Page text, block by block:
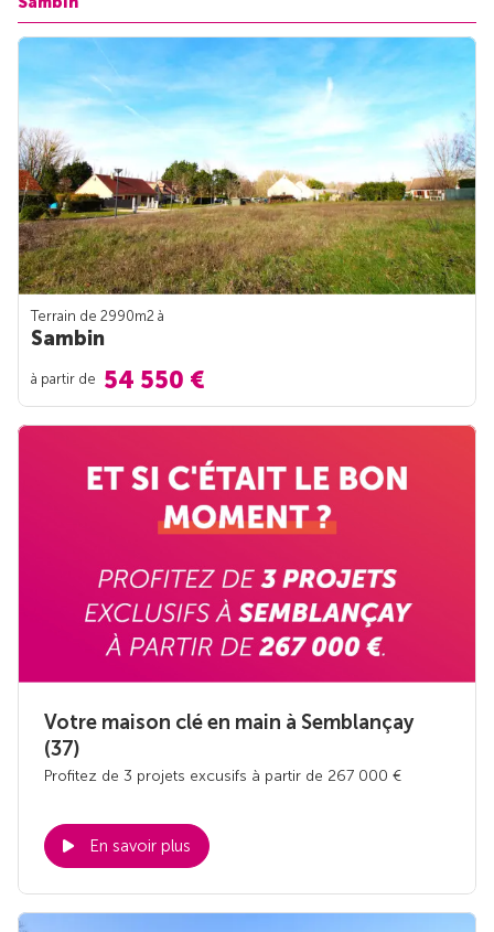
Terrain de 2990m2 à
Sambin
à partir de 54 550 €
Votre maison clé en main à Semblançay
(37)
Profitez de 3 projets excusifs à partir de 267 000 €
En savoir plus